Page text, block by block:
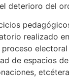
deterioro del
realizado
de espacios